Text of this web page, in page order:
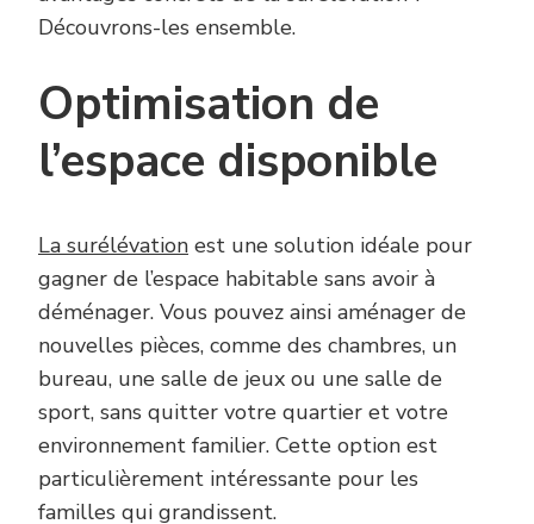
Découvrons-les ensemble.
Optimisation de
l’espace disponible
La surélévation est une solution idéale pour
gagner de l’espace habitable sans avoir à
déménager. Vous pouvez ainsi aménager de
nouvelles pièces, comme des chambres, un
bureau, une salle de jeux ou une salle de
sport, sans quitter votre quartier et votre
environnement familier. Cette option est
particulièrement intéressante pour les
familles qui grandissent.